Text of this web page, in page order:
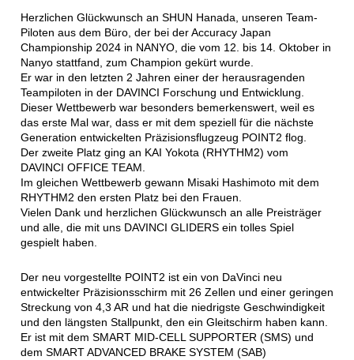
Herzlichen Glückwunsch an SHUN Hanada, unseren Team-
Piloten aus dem Büro, der bei der Accuracy Japan
Championship 2024 in NANYO, die vom 12. bis 14. Oktober in
Nanyo stattfand, zum Champion gekürt wurde.
Er war in den letzten 2 Jahren einer der herausragenden
Teampiloten in der DAVINCI Forschung und Entwicklung.
Dieser Wettbewerb war besonders bemerkenswert, weil es
das erste Mal war, dass er mit dem speziell für die nächste
Generation entwickelten Präzisionsflugzeug POINT2 flog.
Der zweite Platz ging an KAI Yokota (RHYTHM2) vom
DAVINCI OFFICE TEAM.
Im gleichen Wettbewerb gewann Misaki Hashimoto mit dem
RHYTHM2 den ersten Platz bei den Frauen.
Vielen Dank und herzlichen Glückwunsch an alle Preisträger
und alle, die mit uns DAVINCI GLIDERS ein tolles Spiel
gespielt haben.
Der neu vorgestellte POINT2 ist ein von DaVinci neu
entwickelter Präzisionsschirm mit 26 Zellen und einer geringen
Streckung von 4,3 AR und hat die niedrigste Geschwindigkeit
und den längsten Stallpunkt, den ein Gleitschirm haben kann.
Er ist mit dem SMART MID-CELL SUPPORTER (SMS) und
dem SMART ADVANCED BRAKE SYSTEM (SAB)